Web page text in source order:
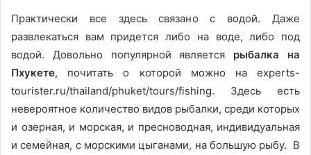
Практически все здесь связано с водой. Даже
развлекаться вам придется либо на воде, либо под
водой. Довольно популярной является рыбалка на
Пхукете, почитать о которой можно на experts-
tourister.ru/thailand/phuket/tours/fishing. Здесь есть
невероятное количество видов рыбалки, среди которых
и озерная, и морская, и пресноводная, индивидуальная
и семейная, с морскими цыганами, на большую рыбу. В